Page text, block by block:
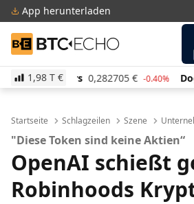
App herunterladen
BTC-ECHO
1,98 T €
0,282705 € -0.40% Dogecoin-Kurs
Startseite Schlagzeilen Szene
"Diese Token sind keine Aktien“
OpenAI schießt
Robinhoods